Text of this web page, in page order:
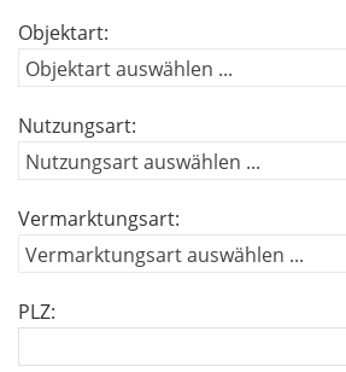
Objektart:
Objektart auswählen ...
Nutzungsart:
Nutzungsart auswählen ...
Vermarktungsart:
Vermarktungsart auswählen ...
PLZ: